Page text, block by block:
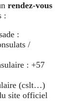
rendez-vous
:
:
/
: +57
(cslt…)
site officiel